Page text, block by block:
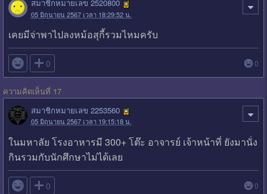
สมาชิกหมายเลข 2520800
05 มิถุนายน 2567 เวลา 18:29:52 น.
เคยมีจ่าพาไปลงหม้อสุกี้รวมไหมครับ
 0 0
ความคิดเห็นที่ 17
สมาชิกหมายเลข 2253560
05 มิถุนายน 2567 เวลา 19:15:18 น.
ในมหาลัย โรงอาหารมี 300+ โต๊ะ อาจารย์ เจ้าหน้าที่ ยังมานั่ง
กินรวมกับนักศึกษาไม่ได้เลย
 0 0